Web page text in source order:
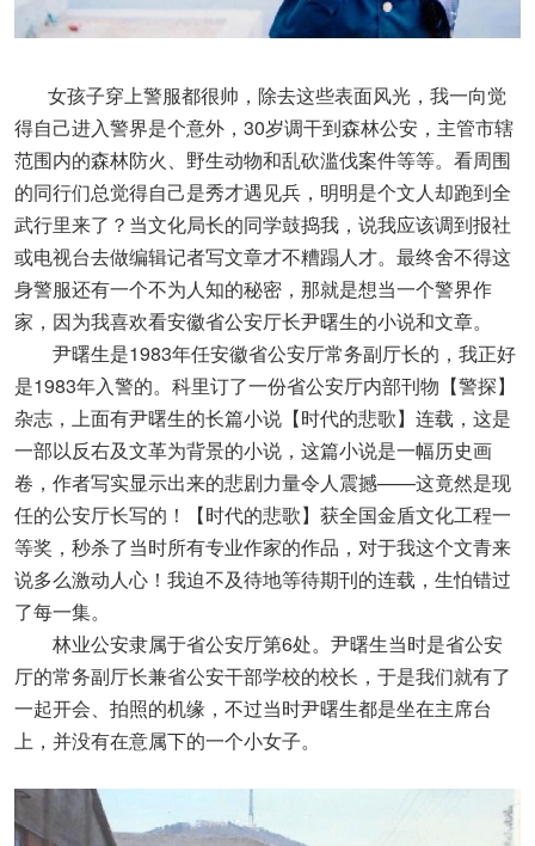
女孩子穿上警服都很帅，除去这些表面风光，我一向觉
得自己进入警界是个意外，30岁调干到森林公安，主管市辖
范围内的森林防火、野生动物和乱砍滥伐案件等等。看周围
的同行们总觉得自己是秀才遇见兵，明明是个文人却跑到全
武行里来了？当文化局长的同学鼓捣我，说我应该调到报社
或电视台去做编辑记者写文章才不糟蹋人才。最终舍不得这
身警服还有一个不为人知的秘密，那就是想当一个警界作
家，因为我喜欢看安徽省公安厅长尹曙生的小说和文章。
尹曙生是1983年任安徽省公安厅常务副厅长的，我正好
是1983年入警的。科里订了一份省公安厅内部刊物【警探】
杂志，上面有尹曙生的长篇小说【时代的悲歌】连载，这是
一部以反右及文革为背景的小说，这篇小说是一幅历史画
卷，作者写实显示出来的悲剧力量令人震撼——这竟然是现
任的公安厅长写的！【时代的悲歌】获全国金盾文化工程一
等奖，秒杀了当时所有专业作家的作品，对于我这个文青来
说多么激动人心！我迫不及待地等待期刊的连载，生怕错过
了每一集。
林业公安隶属于省公安厅第6处。尹曙生当时是省公安
厅的常务副厅长兼省公安干部学校的校长，于是我们就有了
一起开会、拍照的机缘，不过当时尹曙生都是坐在主席台
上，并没有在意属下的一个小女子。